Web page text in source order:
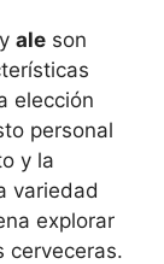
y ale son
elección
personal
y la
variedad
explorar
cerveceras.